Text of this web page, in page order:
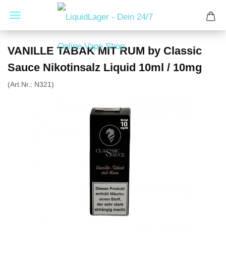
VANILLE TABAK MIT RUM by Classic
Sauce Nikotinsalz Liquid 10ml / 10mg
(Art.Nr.: N321)